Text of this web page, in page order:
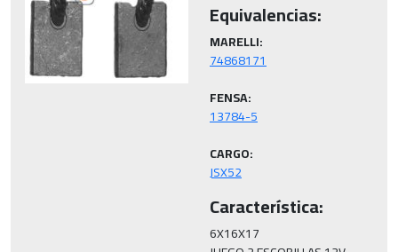
Equivalencias:
MARELLI:
FENSA:
CARGO:
JSX52
Característica:
6X16X17